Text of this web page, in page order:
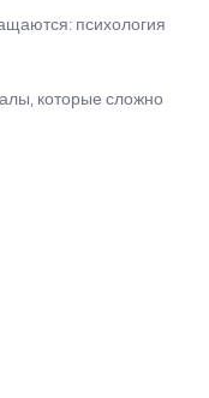
психология
которые сложно